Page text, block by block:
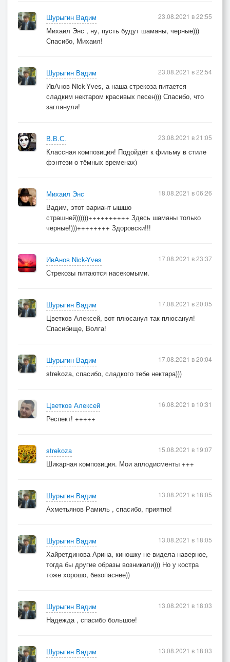
Шурыгин Вадим
Михаил Энс , ну, пусть будут шаманы, черные)))
Спасибо, Михаил!
23.08.2021 в 22:55
Шурыгин Вадим
ИвАнов Nick-Yves, а наша стрекоза питается
сладким нектаром красивых песен))) Спасибо, что
заглянули!
23.08.2021 в 22:54
В.В.С.
Классная композиция! Подойдёт к фильму в стиле
фэнтези о тёмных временах)
23.08.2021 в 21:05
Михаил Энс
Вадим, этот вариант ышшо
страшней))))))++++++++++ Здесь шаманы только
черные!)))++++++++ Здоровски!!!
18.08.2021 в 06:26
ИвАнов Nick-Yves
Стрекозы питаются насекомыми.
17.08.2021 в 23:37
Шурыгин Вадим
Цветков Алексей, вот плюсанул так плюсанул!
Спасибище, Волга!
17.08.2021 в 20:05
Шурыгин Вадим
strekoza, спасибо, сладкого тебе нектара)))
17.08.2021 в 20:04
Цветков Алексей
Респект! +++++
16.08.2021 в 10:31
strekoza
Шикарная композиция. Мои аплодисменты +++
15.08.2021 в 19:07
Шурыгин Вадим
Ахметьянов Рамиль , спасибо, приятно!
13.08.2021 в 18:05
Шурыгин Вадим
Хайретдинова Арина, киношку не видела наверное,
тогда бы другие образы возникали))) Но у костра
тоже хорошо, безопаснее))
13.08.2021 в 18:05
Шурыгин Вадим
Надежда , спасибо большое!
13.08.2021 в 18:03
Шурыгин Вадим
13.08.2021 в 18:03